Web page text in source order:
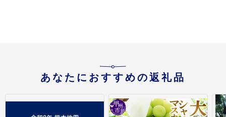
あなたにおすすめの返礼品